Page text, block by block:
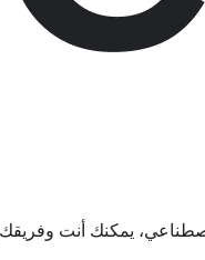
يمكنك أنت وفريقك